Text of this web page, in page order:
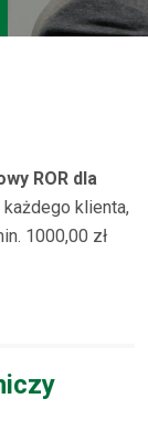
ROR dla
klienta,
1000,00 zł